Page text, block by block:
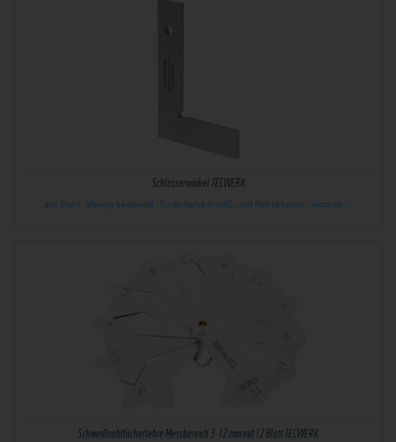
Schlosserwinkel TECWERK
aus Stahl · allseitig bearbeitet · für einfache Anreiß- und Richtarbeiten · verzinkt ·…
Schweißnahtfächerlehre Messbereich 3-12 mm mit 12 Blatt TECWERK